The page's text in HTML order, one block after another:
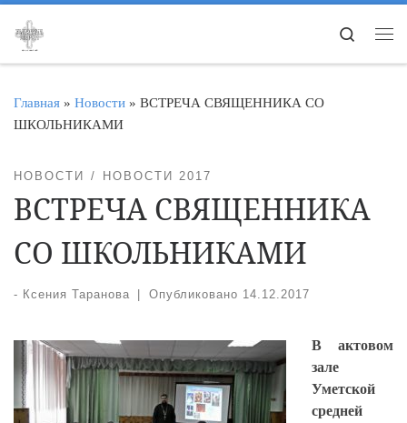
Перейти к содержимому
Search
Главная » Новости » ВСТРЕЧА СВЯЩЕННИКА СО
ШКОЛЬНИКАМИ
НОВОСТИ НОВОСТИ 2017
ВСТРЕЧА СВЯЩЕННИКА
СО ШКОЛЬНИКАМИ
- Ксения Таранова Опубликовано 14.12.2017
В актовом
зале
Уметской
средней